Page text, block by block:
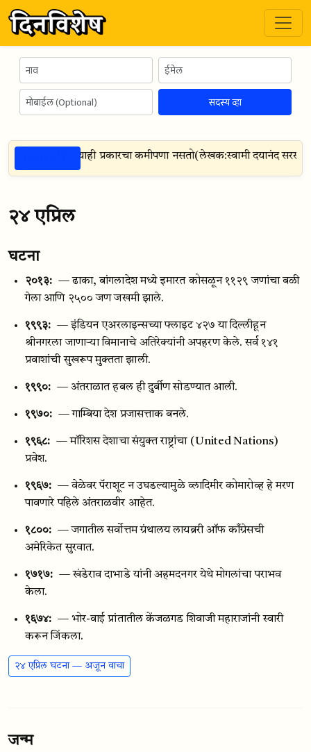
सदस्य व्हा
करण्यात कोणत्याही प्रकारचा कमीपणा नसतो(लेखक:स्वामी दयानंद सरस्वती
२४ एप्रिल
घटना
२०१३: — ढाका, बांगलादेश मध्ये इमारत कोसळून ११२९ जणांचा बळी
गेला आणि २५०० जण जखमी झाले.
१९९३: — इंडियन एअरलाइन्सच्या फ्लाइट ४२७ या दिल्लीहून
श्रीनगरला जाणाऱ्या विमानाचे अतिरेक्यांनी अपहरण केले. सर्व १४१
प्रवाशांची सुखरूप मुक्तता झाली.
१९९०: — अंतराळात हबल ही दुर्बीण सोडण्यात आली.
१९७०: — गाम्बिया देश प्रजासत्ताक बनले.
१९६८: — मॉरिशस देशाचा संयुक्त राष्ट्रांचा (United Nations)
प्रवेश.
१९६७: — वेळेवर पॅराशूट न उघडल्यामुळे व्लादिमीर कोमारोव्ह हे मरण
पावणारे पहिले अंतराळवीर आहेत.
१८००: — जगातील सर्वोत्तम ग्रंथालय लायब्ररी ऑफ काँग्रेसची
अमेरिकेत सुरवात.
१७१७: — खंडेराव दाभाडे यांनी अहमदनगर येथे मोगलांचा पराभव
केला.
१६७४: — भोर-वाई प्रांतातील केंजळगड शिवाजी महाराजांनी स्वारी
करून जिंकला.
२४ एप्रिल घटना — अजून वाचा
जन्म